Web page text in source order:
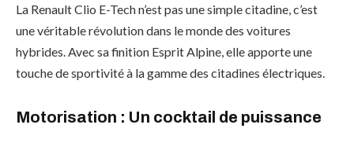
La Renault Clio E-Tech n’est pas une simple citadine, c’est
une véritable révolution dans le monde des voitures
hybrides. Avec sa finition Esprit Alpine, elle apporte une
touche de sportivité à la gamme des citadines électriques.
Motorisation : Un cocktail de puissance